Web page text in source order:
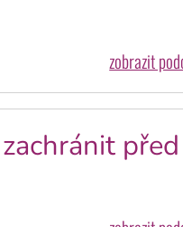
zobrazit
před